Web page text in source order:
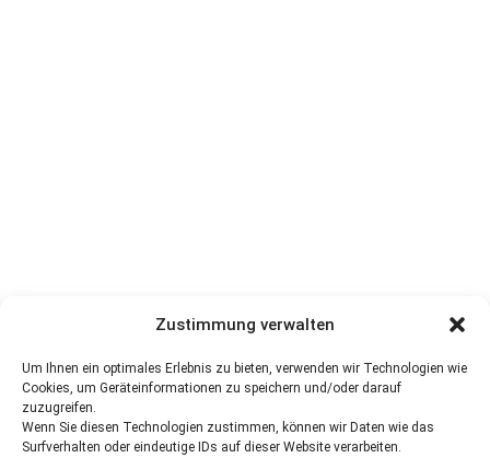
Zustimmung verwalten
Um Ihnen ein optimales Erlebnis zu bieten, verwenden wir Technologien wie
Cookies, um Geräteinformationen zu speichern und/oder darauf
zuzugreifen.
Wenn Sie diesen Technologien zustimmen, können wir Daten wie das
Surfverhalten oder eindeutige IDs auf dieser Website verarbeiten.